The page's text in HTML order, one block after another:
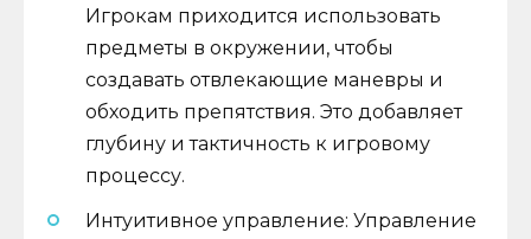
Игрокам приходится использовать
предметы в окружении, чтобы
создавать отвлекающие маневры и
обходить препятствия. Это добавляет
глубину и тактичность к игровому
процессу.
Интуитивное управление: Управление